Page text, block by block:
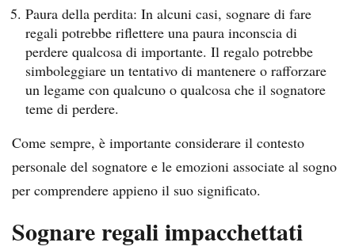
Paura della perdita: In alcuni casi, sognare di fare
regali potrebbe riflettere una paura inconscia di
perdere qualcosa di importante. Il regalo potrebbe
simboleggiare un tentativo di mantenere o rafforzare
un legame con qualcuno o qualcosa che il sognatore
teme di perdere.
Come sempre, è importante considerare il contesto
personale del sognatore e le emozioni associate al sogno
per comprendere appieno il suo significato.
Sognare regali impacchettati